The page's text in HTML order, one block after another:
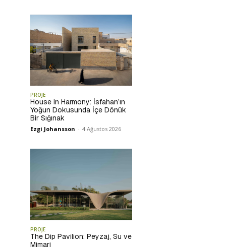
PROJE
House in Harmony: İsfahan’ın
Yoğun Dokusunda İçe Dönük
Bir Sığınak
Ezgi Johansson - 4 Ağustos 2026
PROJE
The Dip Pavilion: Peyzaj, Su ve
Mimari